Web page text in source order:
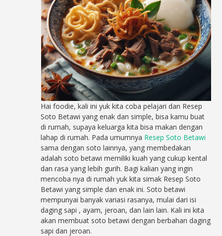
Hai foodie, kali ini yuk kita coba pelajari dan Resep
Soto Betawi yang enak dan simple, bisa kamu buat
di rumah, supaya keluarga kita bisa makan dengan
lahap di rumah. Pada umumnya Resep Soto Betawi
sama dengan soto lainnya, yang membedakan
adalah soto betawi memiliki kuah yang cukup kental
dan rasa yang lebih gurih. Bagi kalian yang ingin
mencoba nya di rumah yuk kita simak Resep Soto
Betawi yang simple dan enak ini. Soto betawi
mempunyai banyak variasi rasanya, mulai dari isi
daging sapi , ayam, jeroan, dan lain lain. Kali ini kita
akan membuat soto betawi dengan berbahan daging
sapi dan jeroan.